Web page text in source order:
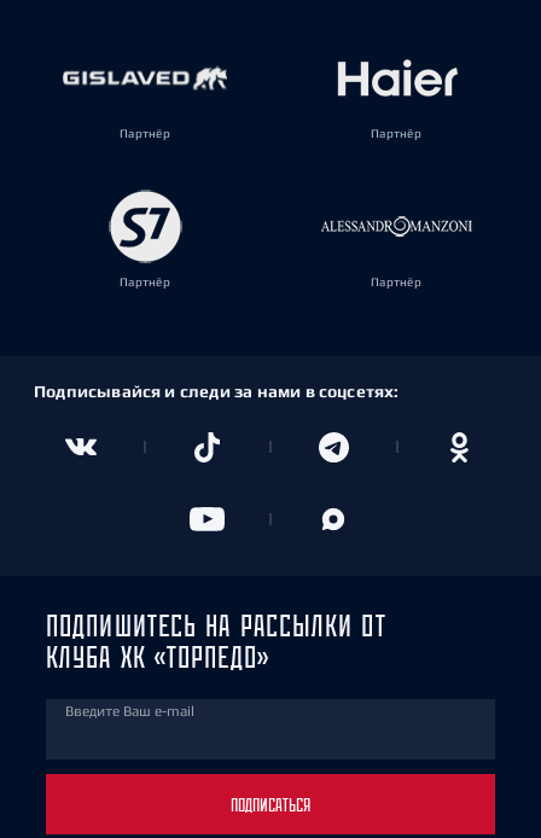
Партнёр Партнёр
Партнёр Партнёр
Подписывайся и следи за нами в соцсетях:
ПОДПИШИТЕСЬ НА РАССЫЛКИ ОТ
КЛУБА ХК «ТОРПЕДО»
Введите Ваш e-mail
ПОДПИСАТЬСЯ